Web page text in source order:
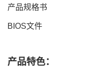
产品规格书
BIOS文件
产品特色：